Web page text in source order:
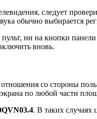
следует
обычно выбирается
ни на кнопки
вновь.
со стороны
по любой части
. В таких случаях